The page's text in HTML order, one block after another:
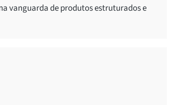
vanguarda de produtos estruturados e